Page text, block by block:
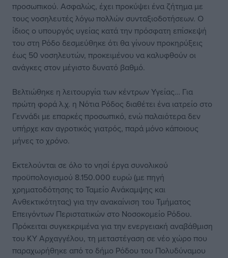
προσωπικού. Ασφαλώς, έχει προκύψει ένα ζήτημα με
τους νοσηλευτές λόγω πολλών συνταξιοδοτήσεων. Ο
ίδιος ο υπουργός υγείας κατά την πρόσφατη επίσκεψή
του στη Ρόδο δεσμεύθηκε ότι θα γίνουν προκηρύξεις
έως 50 νοσηλευτών, προκειμένου να καλυφθούν οι
ανάγκες στον μέγιστο δυνατό βαθμό.
Βελτιώθηκε η λειτουργία των κέντρων Υγείας… Για
πρώτη φορά λ.χ. η Νότια Ρόδος διαθέτει ένα ιατρείο στο
Γεννάδι με επαρκές προσωπικό, ενώ παλαιότερα δεν
υπήρχε καν αγροτικός γιατρός, παρά μόνο κάποιους
μήνες το χρόνο.
Εκτελούνται σε όλο το νησί έργα συνολικού
προϋπολογισμού 8.150.000 ευρώ (με πηγή
χρηματοδότησης το Ταμείο Ανάκαμψης και
Ανθεκτικότητας) για την ανακαίνιση του Τμήματος
Επειγόντων Περιστατικών στο Νοσοκομείο Ρόδου.
Πρόκειται συγκεκριμένα για την ενεργειακή αναβάθμιση
του ΚΥ Αρχαγγέλου, τη μεταστέγαση σε νέο χώρο που
παραχωρήθηκε από το δήμο Ρόδου του Πολυδύναμου